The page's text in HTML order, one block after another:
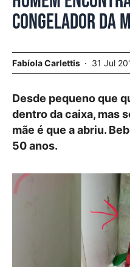
congelador da
Fabíola Carlettis 31 Jul
Desde pequeno que
dentro da caixa, mas
mãe é que a abriu.
50 anos.